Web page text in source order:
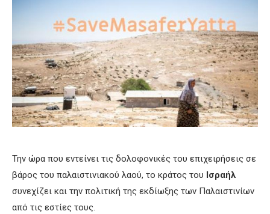
Την ώρα που εντείνει τις δολοφονικές του επιχειρήσεις σε
βάρος του παλαιστινιακού λαού, το κράτος του Ισραήλ
συνεχίζει και την πολιτική της εκδίωξης των Παλαιστινίων
από τις εστίες τους.